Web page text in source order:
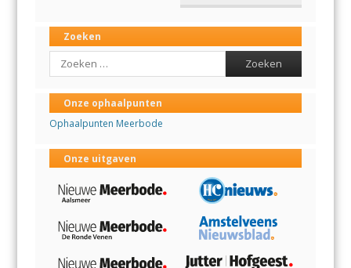
Zoeken
Search
Onze ophaalpunten
Ophaalpunten Meerbode
Onze uitgaven